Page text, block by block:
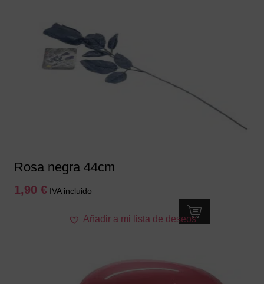
Rosa negra 44cm
1,90 € IVA incluido
Añadir a mi lista de deseos